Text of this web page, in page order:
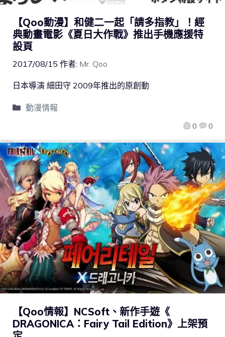
【Qoo動漫】和健二一起「請多指教」！經
典動畫電影《夏日大作戰》推出手機應援特
設頁
2017/08/15 作者: Mr. Qoo
0 0
日本導演 細田守 2009年推出的原創動
動漫情報
【Qoo情報】NCSoft、新作手遊《
DRAGONICA：Fairy Tail Edition》上架預